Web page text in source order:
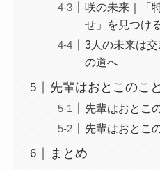
咲の未来｜「
せ」を見つけ
3人の未来は
の道へ
先輩はおとこのこ
先輩はおとこ
先輩はおとこ
まとめ